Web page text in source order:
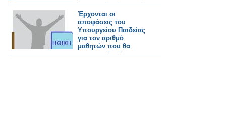
Έρχονται οι
αποφάσεις του
Υπουργείου Παιδείας
για τον αριθμό
μαθητών που θα
συγκροτεί τμήμα